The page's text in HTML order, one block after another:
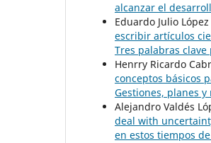
alcanzar el
Eduardo Julio
escribir artículos
Tres palabras
Henrry Ricardo
conceptos básicos
Gestiones, planes y
Alejandro Valdés
deal with
en estos tiempos